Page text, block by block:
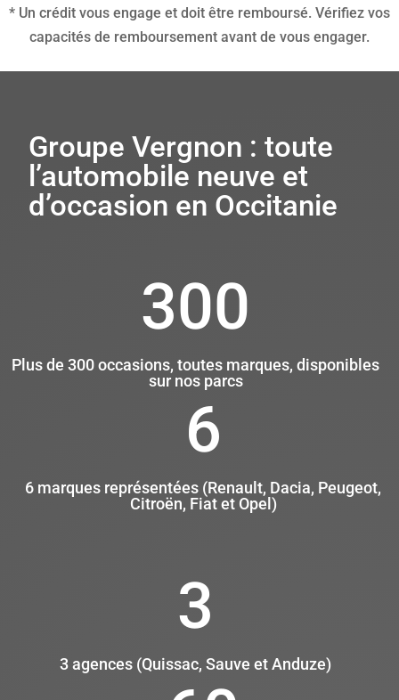
* Un crédit vous engage et doit être remboursé. Vérifiez vos
capacités de remboursement avant de vous engager.
Groupe Vergnon : toute
l’automobile neuve et
d’occasion en Occitanie
300
Plus de 300 occasions, toutes marques, disponibles
sur nos parcs
6
6 marques représentées (Renault, Dacia, Peugeot,
Citroën, Fiat et Opel)
3
3 agences (Quissac, Sauve et Anduze)